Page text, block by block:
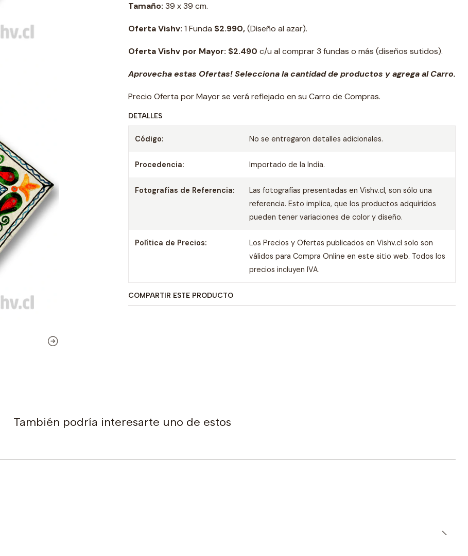
Tamaño: 39 x 39 cm.
Oferta Vishv: 1 Funda $2.990,(Diseño al azar).
Oferta Vishv por Mayor: $2.490 c/u al comprar 3 fundas o más (diseños sutidos).
Aprovecha estas Ofertas! Selecciona la cantidad de productos y agrega al Carro.
Precio Oferta por Mayor se verá reflejado en su Carro de Compras.
DETALLES
Código: No se entregaron detalles adicionales.
Procedencia: Importado de la India.
Fotografías de Referencia:
Las fotografías presentadas en Vishv.cl, son sólo una
referencia. Esto implica, que los productos adquiridos
pueden tener variaciones de color y diseño.
Política de Precios:
Los Precios y Ofertas publicados en Vishv.cl solo son
válidos para Compra Online en este sitio web. Todos los
precios incluyen IVA.
COMPARTIR ESTE PRODUCTO
También podría interesarte uno de estos